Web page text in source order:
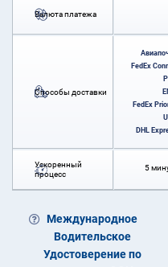
Валюта платежа
Способы доставки
FedEx
FedEx
DHL
Ускоренный
процесс
5
Международное
Водительское
Удостоверение по